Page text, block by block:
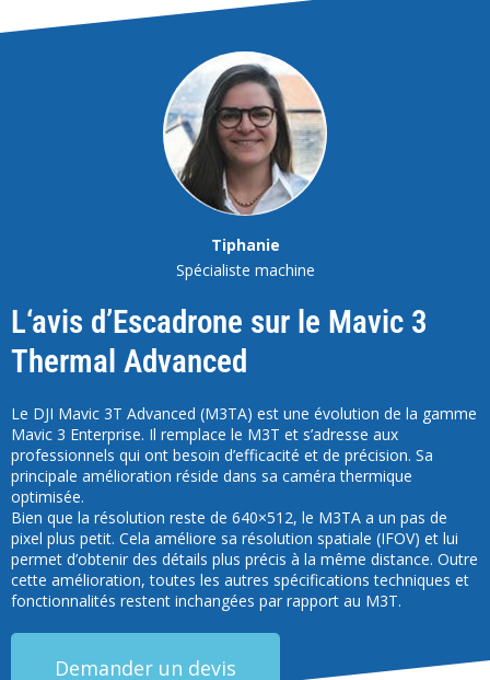
Tiphanie
Spécialiste machine
L‘avis d’Escadrone sur le Mavic 3
Thermal Advanced
Le DJI Mavic 3T Advanced (M3TA) est une évolution de la gamme
Mavic 3 Enterprise. Il remplace le M3T et s’adresse aux
professionnels qui ont besoin d’efficacité et de précision. Sa
principale amélioration réside dans sa caméra thermique
optimisée.
Bien que la résolution reste de 640×512, le M3TA a un pas de
pixel plus petit. Cela améliore sa résolution spatiale (IFOV) et lui
permet d’obtenir des détails plus précis à la même distance. Outre
cette amélioration, toutes les autres spécifications techniques et
fonctionnalités restent inchangées par rapport au M3T.
Demander un devis